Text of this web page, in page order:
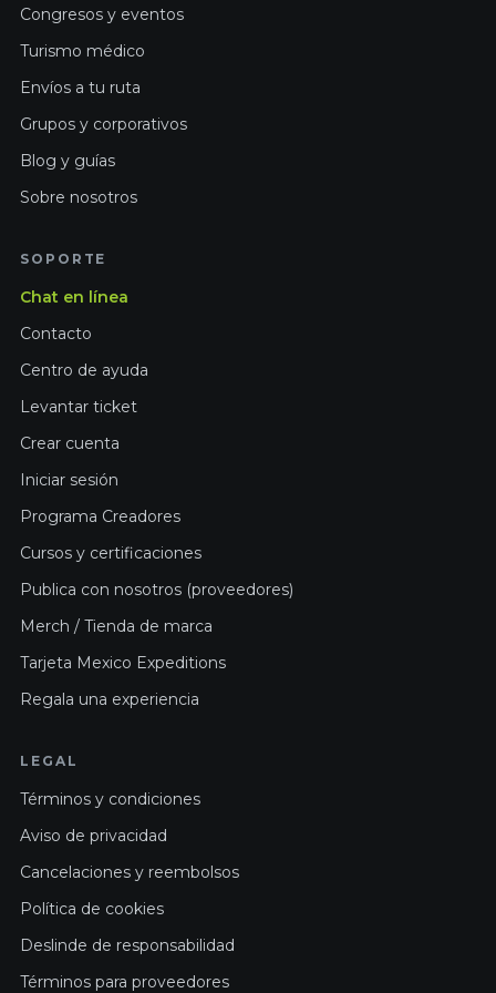
Congresos y eventos
Turismo médico
Envíos a tu ruta
Grupos y corporativos
Blog y guías
Sobre nosotros
SOPORTE
Chat en línea
Contacto
Centro de ayuda
Levantar ticket
Crear cuenta
Iniciar sesión
Programa Creadores
Cursos y certificaciones
Publica con nosotros (proveedores)
Merch / Tienda de marca
Tarjeta Mexico Expeditions
Regala una experiencia
LEGAL
Términos y condiciones
Aviso de privacidad
Cancelaciones y reembolsos
Política de cookies
Deslinde de responsabilidad
Términos para proveedores